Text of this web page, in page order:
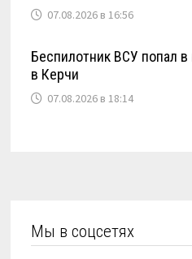
07.08.2026 в 16:56
Беспилотник ВСУ попал
в Керчи
07.08.2026 в 18:14
Мы в соцсетях